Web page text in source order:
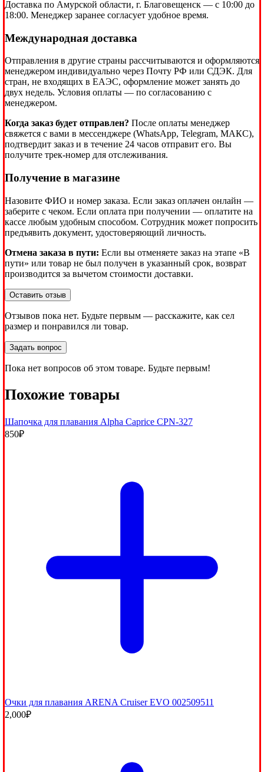
Доставка по Амурской области, г. Благовещенск — с 10:00 до
18:00. Менеджер заранее согласует удобное время.
Международная доставка
Отправления в другие страны рассчитываются и оформляются
менеджером индивидуально через Почту РФ или СДЭК. Для
стран, не входящих в ЕАЭС, оформление может занять до
двух недель. Условия оплаты — по согласованию с
менеджером.
Когда заказ будет отправлен? После оплаты менеджер
свяжется с вами в мессенджере (WhatsApp, Telegram, МАКС),
подтвердит заказ и в течение 24 часов отправит его. Вы
получите трек-номер для отслеживания.
Получение в магазине
Назовите ФИО и номер заказа. Если заказ оплачен онлайн —
заберите с чеком. Если оплата при получении — оплатите на
кассе любым удобным способом. Сотрудник может попросить
предъявить документ, удостоверяющий личность.
Отмена заказа в пути: Если вы отменяете заказ на этапе «В
пути» или товар не был получен в указанный срок, возврат
производится за вычетом стоимости доставки.
Оставить отзыв
Отзывов пока нет. Будьте первым — расскажите, как сел
размер и понравился ли товар.
Задать вопрос
Пока нет вопросов об этом товаре. Будьте первым!
Похожие товары
Шапочка для плавания Alpha Caprice CPN-327
850₽
Очки для плавания ARENA Cruiser EVO 002509511
2,000₽